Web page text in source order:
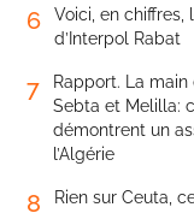
6
Voici, en chiffres,
d’Interpol Rabat
7
Rapport. La
Sebta et Melilla:
démontrent un
l’Algérie
8 Rien sur Ceuta,